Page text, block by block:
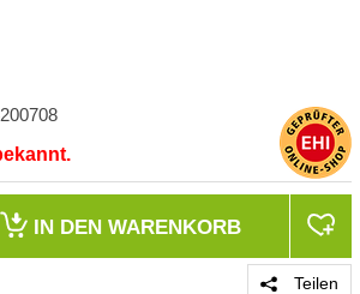
IN DEN WARENKORB
Teilen